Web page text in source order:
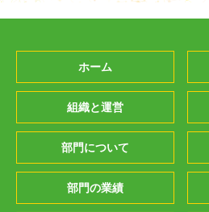
ホーム
組織と運営
部門について
部門の業績